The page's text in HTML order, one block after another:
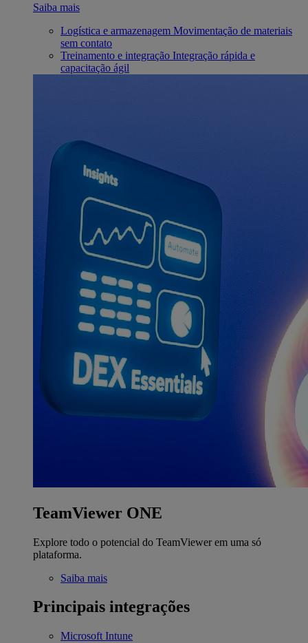
Saiba mais
Logística e armazenagem Movimentação de materiais
sem contato
Treinamento e integração Integração rápida e
capacitação ágil
TeamViewer ONE
Explore todo o potencial do TeamViewer em uma só
plataforma.
Saiba mais
Principais integrações
Microsoft Intune